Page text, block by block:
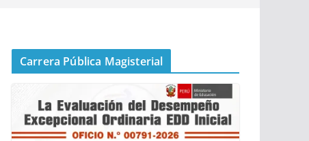
Carrera Pública Magisterial